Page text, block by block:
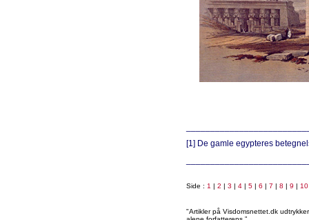
[1] De gamle egypteres
Side : 1 | 2 | 3 | 4 | 5 | 6 | 7 | 8 | 9 | 10
"Artikler på Visdomsnettet.dk